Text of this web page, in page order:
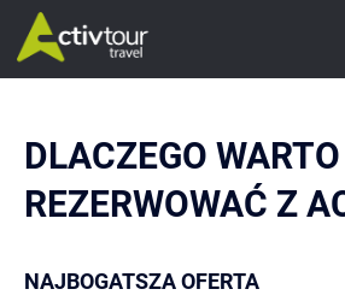
DLACZEGO WARTO
REZERWOWAĆ Z
NAJBOGATSZA OFERTA